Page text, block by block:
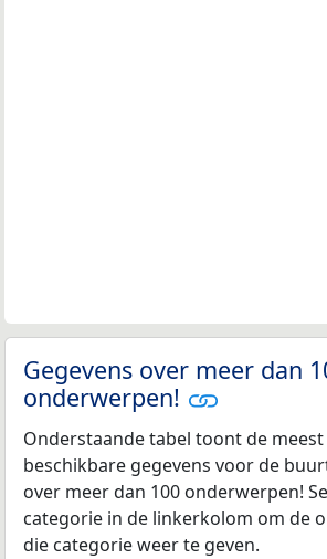
Gegevens over meer dan
onderwerpen!
Onderstaande tabel toont de
beschikbare gegevens voor de
over meer dan 100 onderwerpen!
categorie in de linkerkolom om de
die categorie weer te geven.